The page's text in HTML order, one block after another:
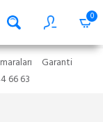
0
Garanti
66 63